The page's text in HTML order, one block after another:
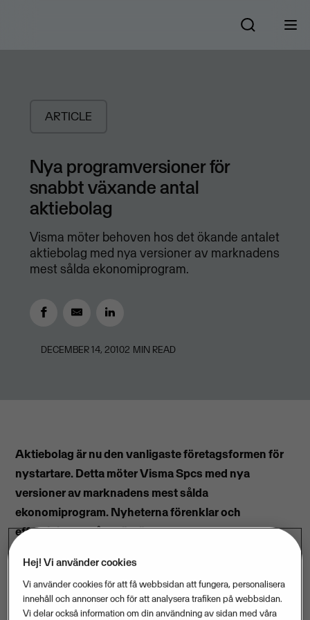
ARTICLE
Nya programversioner för
snabbt växande antal
aktiebolag
Visma möter behoven hos det ökande antalet
aktiebolag med nya versioner av marknadens
mest sålda ekonomiprogram.
DECEMBER 14, 20102 MIN READ
Aktiebolag är nu den vanligaste företagsformen för
nystartare. Detta möter Visma Spcs med nya
versioner av marknadens mest sålda
ekonomiprogram. Nyheterna förenklar och
effektiviserar både för företagare och
Sedan kravet på aktiekapitalets storlek sänktes från
100 000 till 50 000 kronor den 1 april i år har antalet
Hej! Vi använder cookies
Vi använder cookies för att få webbsidan att fungera, personalisera
innehåll och annonser och för att analysera trafiken på webbsidan.
Vi delar också information om din användning av sidan med våra